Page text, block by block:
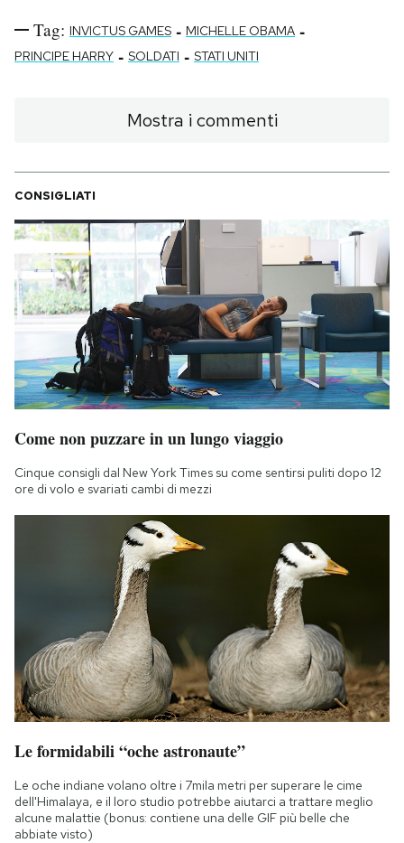
Tag: INVICTUS GAMES - MICHELLE OBAMA -
PRINCIPE HARRY - SOLDATI - STATI UNITI
Mostra i commenti
CONSIGLIATI
Come non puzzare in un lungo viaggio
Cinque consigli dal New York Times su come sentirsi puliti dopo 12
ore di volo e svariati cambi di mezzi
Le formidabili “oche astronaute”
Le oche indiane volano oltre i 7mila metri per superare le cime
dell'Himalaya, e il loro studio potrebbe aiutarci a trattare meglio
alcune malattie (bonus: contiene una delle GIF più belle che
abbiate visto)